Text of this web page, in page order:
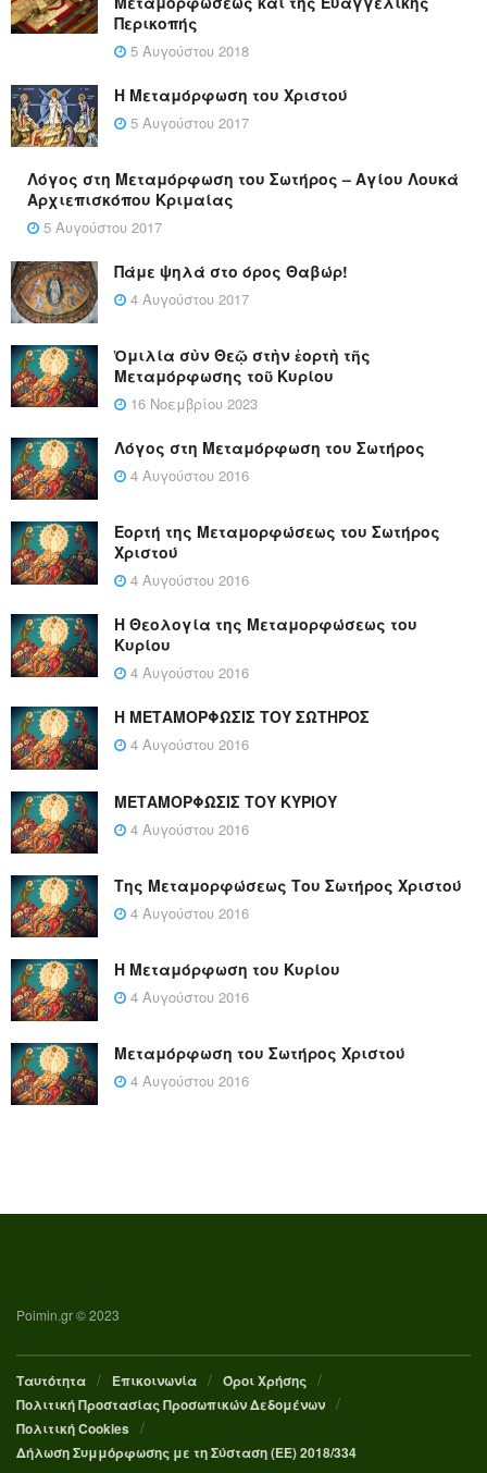
Περικοπής
5 Αυγούστου 2018
Η Μεταμόρφωση του Χριστού
5 Αυγούστου 2017
Λόγος στη Μεταμόρφωση του Σωτήρος – Αγίου Λουκά
Αρχιεπισκόπου Κριμαίας
5 Αυγούστου 2017
Πάμε ψηλά στο όρος Θαβώρ!
4 Αυγούστου 2017
Ὁμιλία σὺν Θεῷ στὴν ἑορτὴ τῆς
Μεταμόρφωσης τοῦ Κυρίου
16 Νοεμβρίου 2023
Λόγος στη Μεταμόρφωση του Σωτήρος
4 Αυγούστου 2016
Εορτή της Μεταμορφώσεως του Σωτήρος
Χριστού
4 Αυγούστου 2016
Η Θεολογία της Μεταμορφώσεως του
Κυρίου
4 Αυγούστου 2016
Η ΜΕΤΑΜΟΡΦΩΣΙΣ ΤΟΥ ΣΩΤΗΡΟΣ
4 Αυγούστου 2016
ΜΕΤΑΜΟΡΦΩΣΙΣ ΤΟΥ ΚΥΡΙΟΥ
4 Αυγούστου 2016
Της Μεταμορφώσεως Του Σωτήρος Χριστού
4 Αυγούστου 2016
Η Μεταμόρφωση του Κυρίου
4 Αυγούστου 2016
Μεταμόρφωση του Σωτήρος Χριστού
4 Αυγούστου 2016
Poimin.gr © 2023
Ταυτότητα Επικοινωνία
Όροι Χρήσης
Πολιτική Προστασίας Προσωπικών Δεδομένων
Πολιτική Cookies
Δήλωση Συμμόρφωσης με τη Σύσταση (ΕΕ) 2018/334